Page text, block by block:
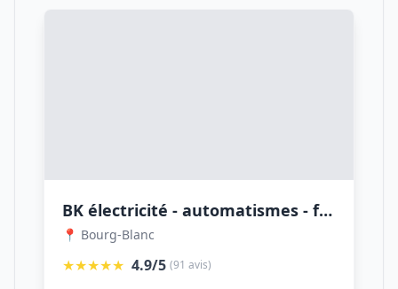
BK électricité - automatismes - fermetures
📍 Bourg-Blanc
★★★★★ 4.9/5 (91 avis)